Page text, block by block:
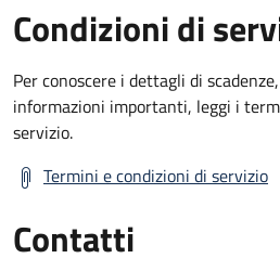
Condizioni di
Per conoscere i dettagli di
informazioni importanti, leggi i
servizio.
Termini e condizioni di servizio
Contatti